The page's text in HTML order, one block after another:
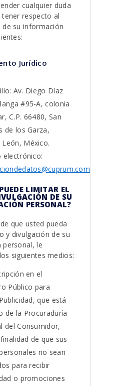
cualquier duda
tener respecto al
su información
Jurídico
Av. Diego Díaz
#95-A, colonia
C.P. 66480, San
de los Garza,
León, México.
electrónico:
LIMITAR EL
DE SU
PERSONAL?
que usted pueda
y divulgación de su
le
siguientes medios:
en el
Público para
que está
de la Procuraduría
del Consumidor,
de que sus
no sean
para recibir
o promociones